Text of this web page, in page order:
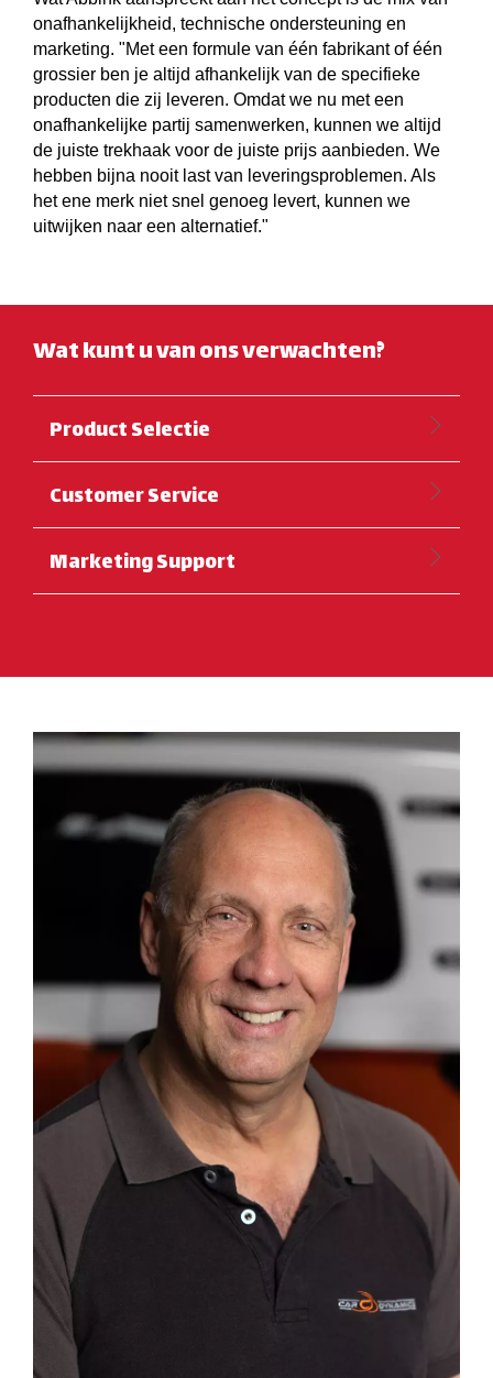
onafhankelijkheid, technische ondersteuning en
marketing. "Met een formule van één fabrikant of één
grossier ben je altijd afhankelijk van de specifieke
producten die zij leveren. Omdat we nu met een
onafhankelijke partij samenwerken, kunnen we altijd
de juiste trekhaak voor de juiste prijs aanbieden. We
hebben bijna nooit last van leveringsproblemen. Als
het ene merk niet snel genoeg levert, kunnen we
uitwijken naar een alternatief."
Wat kunt u van ons verwachten?
Product Selectie
Customer Service
Marketing Support